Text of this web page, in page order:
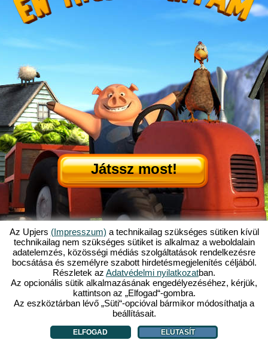
Játssz most!
Mi is az az Én Kicsi Tanyám?|
Itt olvashatod ennek a böngészős játéknak a történetét!| Ami rád vár...|
ÁSZF|Impresszum|Adatvédelmi nyilatkozat|Szabályzat|Fórum|
Támogatás|My Free Farm 2 App|Google Play|App Store
Böngészős játékok - Upjers.com|Sütik kezelése
Az Upjers (Impresszum) a technikailag szükséges sütiken kívül
technikailag nem szükséges sütiket is alkalmaz a weboldalain
adatelemzés, közösségi médiás szolgáltatások rendelkezésre
bocsátása és személyre szabott hirdetésmegjelenítés céljából.
Részletek az Adatvédelmi nyilatkozatban.
Az opcionális sütik alkalmazásának engedélyezéséhez, kérjük,
kattintson az „Elfogad“-gombra.
Az eszköztárban lévő „Süti“-opcióval bármikor módosíthatja a
beállításait.
ELFOGAD ELUTASÍT